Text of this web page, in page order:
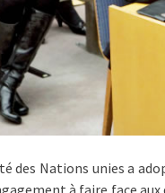
des Nations unies a